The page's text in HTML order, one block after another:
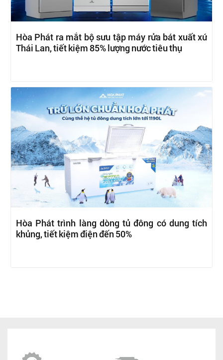
Hòa Phát ra mắt bộ sưu tập máy rửa bát xuất xứ
Thái Lan, tiết kiệm 85% lượng nước tiêu thụ
Hòa Phát trình làng dòng tủ đông có dung tích
khủng, tiết kiệm điện đến 50%